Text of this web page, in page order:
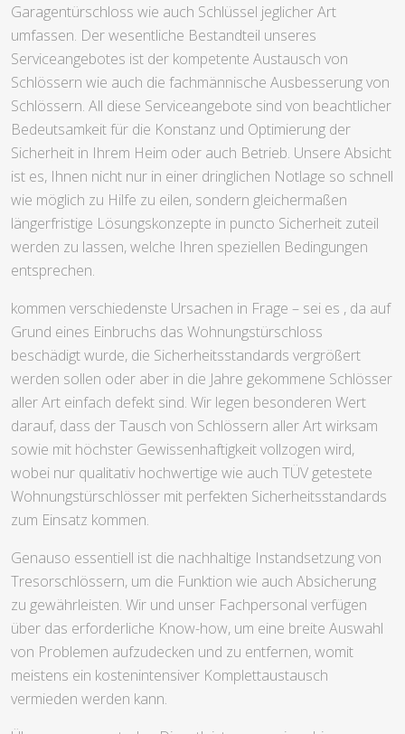
Garagentürschloss wie auch Schlüssel jeglicher Art
umfassen. Der wesentliche Bestandteil unseres
Serviceangebotes ist der kompetente Austausch von
Schlössern wie auch die fachmännische Ausbesserung von
Schlössern. All diese Serviceangebote sind von beachtlicher
Bedeutsamkeit für die Konstanz und Optimierung der
Sicherheit in Ihrem Heim oder auch Betrieb. Unsere Absicht
ist es, Ihnen nicht nur in einer dringlichen Notlage so schnell
wie möglich zu Hilfe zu eilen, sondern gleichermaßen
längerfristige Lösungskonzepte in puncto Sicherheit zuteil
werden zu lassen, welche Ihren speziellen Bedingungen
entsprechen.
kommen verschiedenste Ursachen in Frage – sei es , da auf
Grund eines Einbruchs das Wohnungstürschloss
beschädigt wurde, die Sicherheitsstandards vergrößert
werden sollen oder aber in die Jahre gekommene Schlösser
aller Art einfach defekt sind. Wir legen besonderen Wert
darauf, dass der Tausch von Schlössern aller Art wirksam
sowie mit höchster Gewissenhaftigkeit vollzogen wird,
wobei nur qualitativ hochwertige wie auch TÜV getestete
Wohnungstürschlösser mit perfekten Sicherheitsstandards
zum Einsatz kommen.
Genauso essentiell ist die nachhaltige Instandsetzung von
Tresorschlössern, um die Funktion wie auch Absicherung
zu gewährleisten. Wir und unser Fachpersonal verfügen
über das erforderliche Know-how, um eine breite Auswahl
von Problemen aufzudecken und zu entfernen, womit
meistens ein kostenintensiver Komplettaustausch
vermieden werden kann.